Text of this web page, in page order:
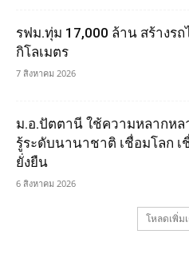
รฟม.ทุ่ม 17,000 ล้าน สร้างร
กิโลเมตร
7 สิงหาคม 2026
ม.อ.ปัตตานี ใช้ความหลากหล
รู้ระดับนานาชาติ เชื่อมโลก
ยั่งยืน
6 สิงหาคม 2026
โหลดเพิ่ม